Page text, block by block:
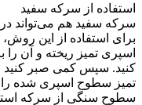
استفاده از سرکه سفید
سرکه سفید هم می‌تواند
برای استفاده از این
اسپری تمیز ریخته و آن
کنید. سپس کمی صبر کنید و
تمیز سطوح اسپری شده را
سطوح سنگی از سرکه